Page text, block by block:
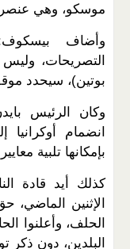
موسكو، وهي عنصر
وأضاف
التصريحات،
بوتين)، سيحدد
وكان الرئيس
انضمام
بإمكانها تلبية
كذلك أيد قادة
الإثنين الماضي،
الحلف، وأعلنوا
البلدين، دون